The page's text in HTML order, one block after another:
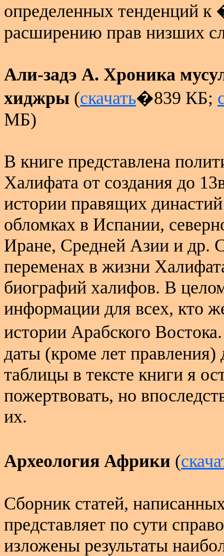
определенных тенденций
расширению прав низших
Али-задэ А. Хроника
хиджры (скачать�839 КБ;
МБ)
В книге представлена
Халифата от создания до
истории правящих
обломках в Испании,
Иране, Средней Азии и др.
переменах в жизни
биографий халифов. В
информации для всех, кто
истории Арабского
даты (кроме лет
таблицы в тексте книги я
пожертвовать, но
их.
Археология Африки (
Сборник статей,
представляет по сути
изложены результаты